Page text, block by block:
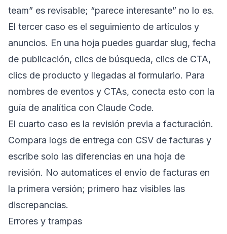
team” es revisable; “parece interesante” no lo es.
El tercer caso es el seguimiento de artículos y
anuncios. En una hoja puedes guardar slug, fecha
de publicación, clics de búsqueda, clics de CTA,
clics de producto y llegadas al formulario. Para
nombres de eventos y CTAs, conecta esto con la
guía de analítica con Claude Code.
El cuarto caso es la revisión previa a facturación.
Compara logs de entrega con CSV de facturas y
escribe solo las diferencias en una hoja de
revisión. No automatices el envío de facturas en
la primera versión; primero haz visibles las
discrepancias.
Errores y trampas